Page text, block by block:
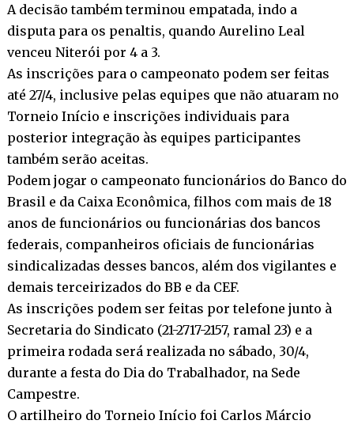
A decisão também terminou empatada, indo a
disputa para os penaltis, quando Aurelino Leal
venceu Niterói por 4 a 3.
As inscrições para o campeonato podem ser feitas
até 27/4, inclusive pelas equipes que não atuaram no
Torneio Início e inscrições individuais para
posterior integração às equipes participantes
também serão aceitas.
Podem jogar o campeonato funcionários do Banco do
Brasil e da Caixa Econômica, filhos com mais de 18
anos de funcionários ou funcionárias dos bancos
federais, companheiros oficiais de funcionárias
sindicalizadas desses bancos, além dos vigilantes e
demais terceirizados do BB e da CEF.
As inscrições podem ser feitas por telefone junto à
Secretaria do Sindicato (21-2717-2157, ramal 23) e a
primeira rodada será realizada no sábado, 30/4,
durante a festa do Dia do Trabalhador, na Sede
Campestre.
O artilheiro do Torneio Início foi Carlos Márcio